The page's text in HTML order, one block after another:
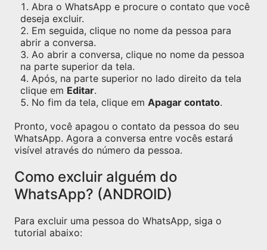
Abra o WhatsApp e procure o contato que você
deseja excluir.
Em seguida, clique no nome da pessoa para
abrir a conversa.
Ao abrir a conversa, clique no nome da pessoa
na parte superior da tela.
Após, na parte superior no lado direito da tela
clique em Editar.
No fim da tela, clique em Apagar contato.
Pronto, você apagou o contato da pessoa do seu
WhatsApp. Agora a conversa entre vocês estará
visível através do número da pessoa.
Como excluir alguém do
WhatsApp? (ANDROID)
Para excluir uma pessoa do WhatsApp, siga o
tutorial abaixo: